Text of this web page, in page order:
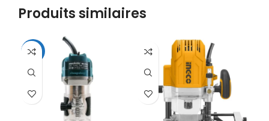
Produits similaires
-14%